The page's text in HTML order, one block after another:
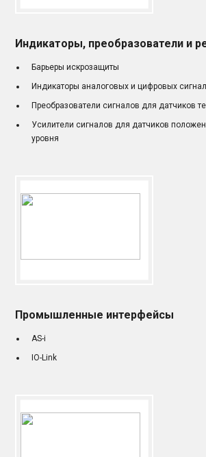
Индикаторы, преобразователи и
Барьеры искрозащиты
Индикаторы аналоговых и цифровых
Преобразователи сигналов для датчиков
Усилители сигналов для датчиков
уровня
Промышленные интерфейсы
AS-i
IO-Link